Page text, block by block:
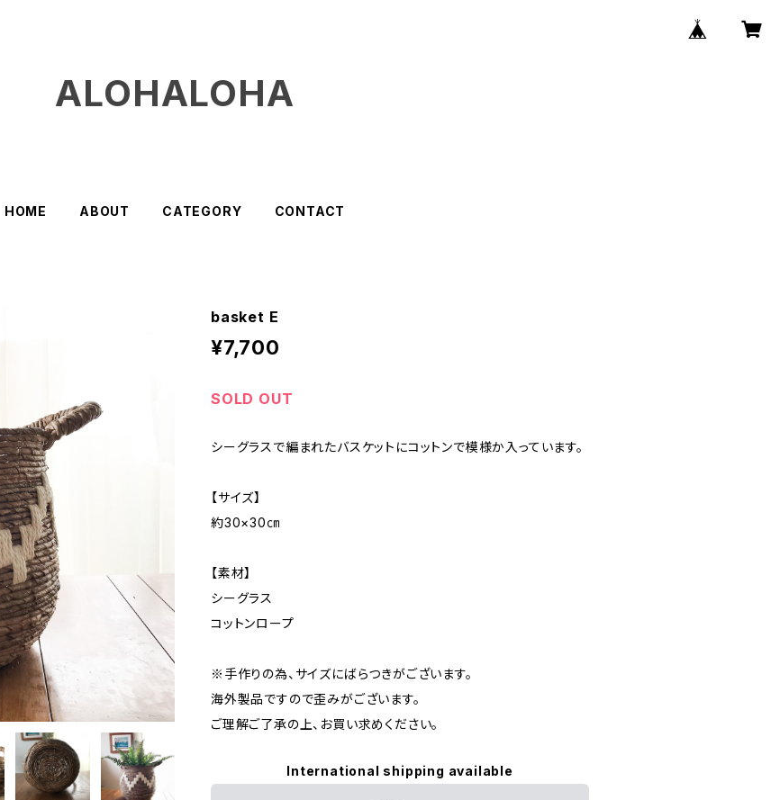
ALOHALOHA
HOME ABOUT CATEGORY CONTACT
basket E
¥7,700
SOLD OUT
シーグラスで編まれたバスケットにコットンで模様か入っています。
【サイズ】
約30×30㎝
【素材】
シーグラス
コットンロープ
※手作りの為、サイズにばらつきがございます。
海外製品ですので歪みがございます。
ご理解ご了承の上、お買い求めください。
International shipping available